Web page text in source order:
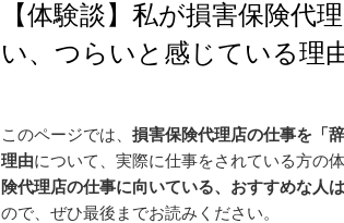
【体験談】私が損害保険代
い、つらいと感じている理
このページでは、 損害保険代理店の仕事を「
理由について、実際に仕事をされている方の
険代理店の仕事に向いている、おすすめな人
ので、ぜひ最後までお読みください。